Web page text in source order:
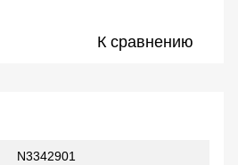
К сравнению
N3342901